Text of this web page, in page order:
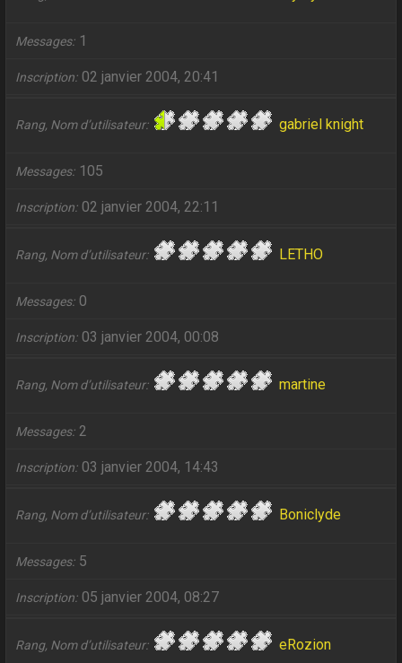
Messages 1
Inscription 02 janvier 2004, 20:41
Rang, Nom d’utilisateur gabriel knight
Messages 105
Inscription 02 janvier 2004, 22:11
Rang, Nom d’utilisateur LETHO
Messages 0
Inscription 03 janvier 2004, 00:08
Rang, Nom d’utilisateur martine
Messages 2
Inscription 03 janvier 2004, 14:43
Rang, Nom d’utilisateur Boniclyde
Messages 5
Inscription 05 janvier 2004, 08:27
Rang, Nom d’utilisateur eRozion